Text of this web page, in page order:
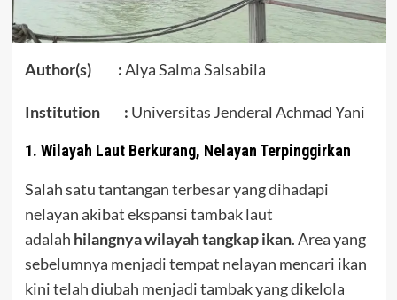
Author(s) :Alya Salma Salsabila
Institution : Universitas Jenderal Achmad Yani
1. Wilayah Laut Berkurang, Nelayan Terpinggirkan
Salah satu tantangan terbesar yang dihadapi
nelayan akibat ekspansi tambak laut
adalah hilangnya wilayah tangkap ikan. Area yang
sebelumnya menjadi tempat nelayan mencari ikan
kini telah diubah menjadi tambak yang dikelola